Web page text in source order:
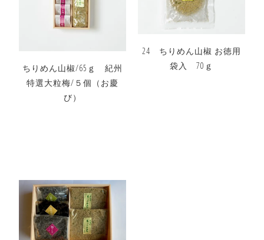
ちりめん山椒/65ｇ 紀州
特選大粒梅/５個（お慶
び）
24 ちりめん山椒 お徳用
袋入 70ｇ